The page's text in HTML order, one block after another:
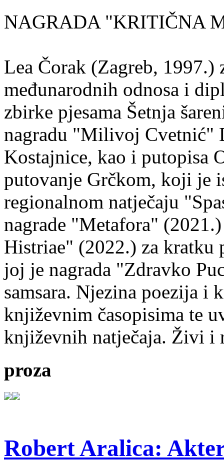
NAGRADA "KRITIČNA
Lea Čorak (Zagreb,
međunarodnih odnosa i
zbirke pjesama Šetnja
nagradu "Milivoj Cvetnić"
Kostajnice, kao i putopisa
putovanje Grčkom, koji je
regionalnom natječaju
nagrade "Metafora"
Histriae" (2022.) za kratku
joj je nagrada "Zdravko
samsara. Njezina poezija i
književnim časopisima te
književnih natječaja. Živi i
proza
Robert Aralica: